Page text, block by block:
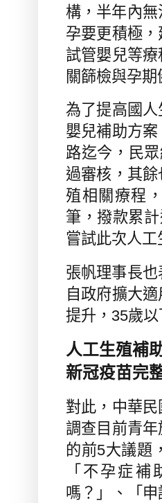
構，半年內
孕要更積極
試管嬰兒等
關篩檢與孕期
為了提高國
嬰兒補助方
路迄今，民
過審核，其
殖相關療程
筆，撥款累
嘗試此次人
張帆理事長
自政府擴大
提升， 35歲
人工生殖補
新冠疫苗完
對此，中華
調查目前青
的前5大議題
「不孕症
嗎？」、「